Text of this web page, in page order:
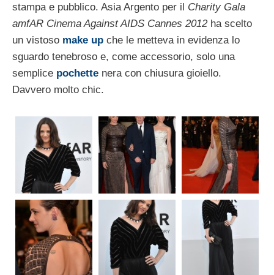
stampa e pubblico. Asia Argento per il Charity Gala
amfAR Cinema Against AIDS Cannes 2012ha scelto
un vistoso make up che le metteva in evidenza lo
sguardo tenebroso e, come accessorio, solo una
semplice pochette nera con chiusura gioiello.
Davvero molto chic.